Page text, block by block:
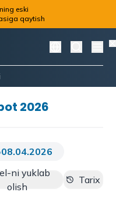
eski
qaytish
2026
08.04.2026
ni yuklab
olish
Tarix